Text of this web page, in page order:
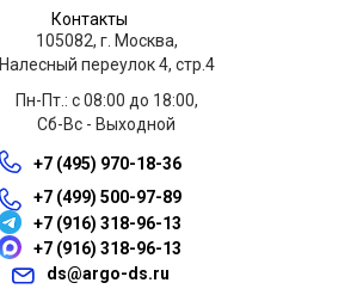
Контакты
105082, г. Москва,
Налесный переулок 4, стр.4
Пн-Пт.: с 08:00 до 18:00,
Сб-Вс - Выходной
+7 (495) 970-18-36
+7 (499) 500-97-89
+7 (916) 318-96-13
+7 (916) 318-96-13
ds@argo-ds.ru